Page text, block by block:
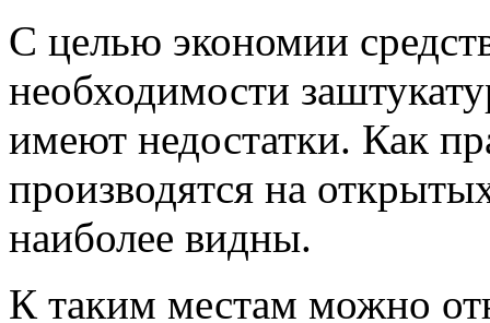
С целью экономии
необходимости
имеют недостатки. Как
производятся на
наиболее видны.
К таким местам можно